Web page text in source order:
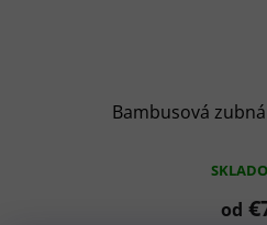
Bambusová
od